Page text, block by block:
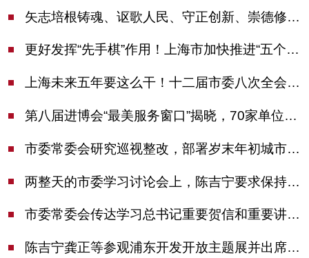
矢志培根铸魂、讴歌人民、守正创新、崇德修身！这场座谈会上，陈吉宁对全市文化战线提出期望
更好发挥“先手棋”作用！上海市加快推进“五个中心”建设领导小组会议举行
上海未来五年要这么干！十二届市委八次全会审议通过上海“十五五”规划建议
第八届进博会“最美服务窗口”揭晓，70家单位诠释“上海服务”温度
市委常委会研究巡视整改，部署岁末年初城市安全工作
两整天的市委学习讨论会上，陈吉宁要求保持战略定力始终坚定信心善于科学应对
市委常委会传达学习总书记重要贺信和重要讲话精神，研究党建引领物业治理等工作
陈吉宁龚正等参观浦东开发开放主题展并出席座谈会